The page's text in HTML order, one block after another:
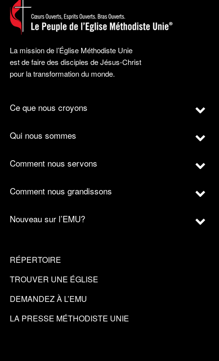
La mission de l’Église Méthodiste Unie
est de faire des disciples de Jésus-Christ
pour la transformation du monde.
Ce que nous croyons
Qui nous sommes
Comment nous servons
Comment nous grandissons
Nouveau sur l’EMU?
RÉPERTOIRE
TROUVER UNE ÉGLISE
DEMANDEZ À L’EMU
LA PRESSE MÉTHODISTE UNIE